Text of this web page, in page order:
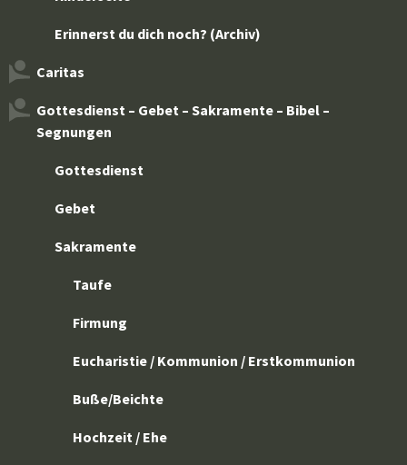
Erinnerst du dich noch? (Archiv)
Caritas
Gottesdienst – Gebet – Sakramente – Bibel –
Segnungen
Gottesdienst
Gebet
Sakramente
Taufe
Firmung
Eucharistie / Kommunion / Erstkommunion
Buße/Beichte
Hochzeit / Ehe